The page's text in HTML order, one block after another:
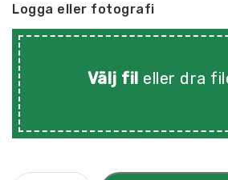
Logga eller fotografi
Välj fil eller dra